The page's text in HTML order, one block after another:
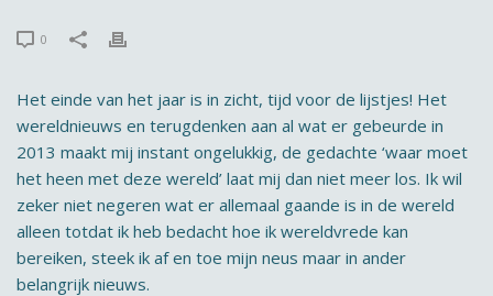
0
Het einde van het jaar is in zicht, tijd voor de lijstjes! Het
wereldnieuws en terugdenken aan al wat er gebeurde in
2013 maakt mij instant ongelukkig, de gedachte ‘waar moet
het heen met deze wereld’ laat mij dan niet meer los. Ik wil
zeker niet negeren wat er allemaal gaande is in de wereld
alleen totdat ik heb bedacht hoe ik wereldvrede kan
bereiken, steek ik af en toe mijn neus maar in ander
belangrijk nieuws.